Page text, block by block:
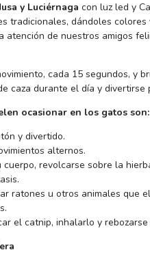
y Luciérnaga con luz led y
tradicionales, dándoles colores
atención de nuestros amigos
cada 15 segundos, y
caza durante el día y divertirse
ocasionar en los gatos son:
y divertido.
alternos.
cuerpo, revolcarse sobre la
ratones u otros animales que
el catnip, inhalarlo y rebozarse